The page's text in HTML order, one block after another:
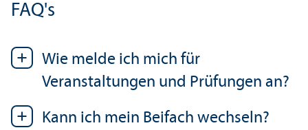
FAQ's
Wie melde ich mich für
Veranstaltungen und Prüfungen an?
Kann ich mein Beifach wechseln?